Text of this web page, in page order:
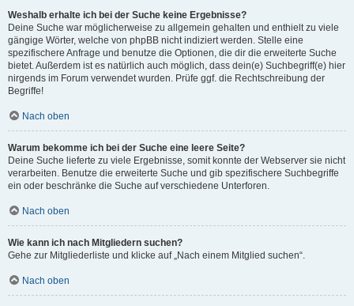
Weshalb erhalte ich bei der Suche keine Ergebnisse?
Deine Suche war möglicherweise zu allgemein gehalten und enthielt zu viele
gängige Wörter, welche von phpBB nicht indiziert werden. Stelle eine
spezifischere Anfrage und benutze die Optionen, die dir die erweiterte Suche
bietet. Außerdem ist es natürlich auch möglich, dass dein(e) Suchbegriff(e) hier
nirgends im Forum verwendet wurden. Prüfe ggf. die Rechtschreibung der
Begriffe!
Nach oben
Warum bekomme ich bei der Suche eine leere Seite?
Deine Suche lieferte zu viele Ergebnisse, somit konnte der Webserver sie nicht
verarbeiten. Benutze die erweiterte Suche und gib spezifischere Suchbegriffe
ein oder beschränke die Suche auf verschiedene Unterforen.
Nach oben
Wie kann ich nach Mitgliedern suchen?
Gehe zur Mitgliederliste und klicke auf „Nach einem Mitglied suchen“.
Nach oben